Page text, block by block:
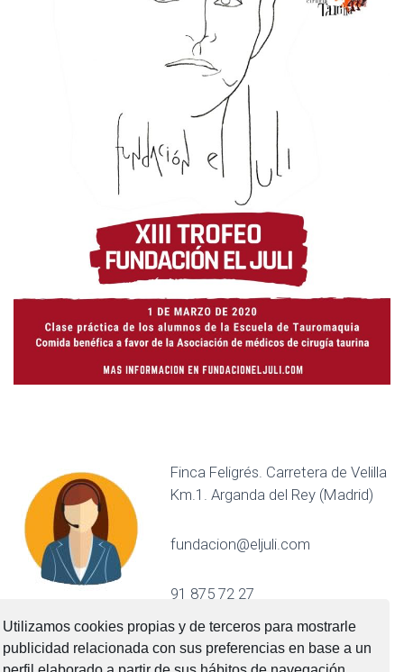
Utilizamos cookies propias y de terceros para mostrarle
publicidad relacionada con sus preferencias en base a un
Finca Feligrés. Carretera de Velilla
Km.1. Arganda del Rey (Madrid)
fundacion@eljuli.com
91 875 72 27